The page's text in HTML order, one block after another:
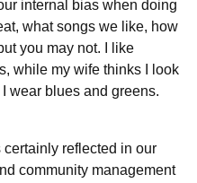
internal bias when doing
what songs we like, how
you may not. I like
while my wife thinks I look
wear blues and greens.
reflected in our
community management